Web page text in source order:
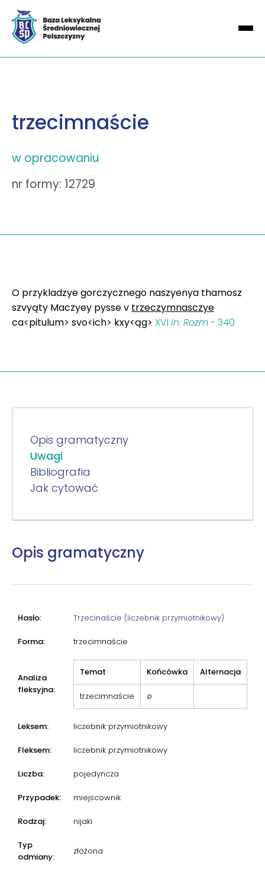
trzecimnaście
w opracowaniu
nr formy: 12729
O przykladzye gorczycznego naszyenya thamosz
szvyąty Maczyey pysse v trzeczymnasczye
ca<pitulum> svo<ich> kxy<ąg> XVI in. Rozm- 340
Opis gramatyczny
Uwagi
Bibliografia
Jak cytować
Opis gramatyczny
Hasło: Trzecinaście (liczebnik przymiotnikowy)
Forma: trzecimnaście
Analiza
fleksyjna:
Temat Końcówka Alternacja
trzecimnaście ø
Leksem: liczebnik przymiotnikowy
Fleksem: liczebnik przymiotnikowy
Liczba: pojedyncza
Przypadek: miejscownik
Rodzaj: nijaki
Typ
odmiany:
złożona